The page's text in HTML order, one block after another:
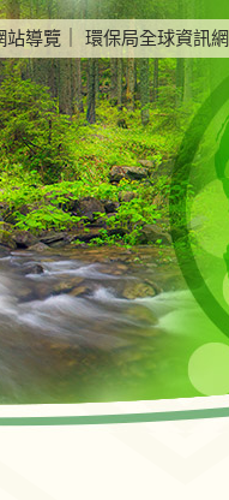
站導覽 環保局全球資訊網